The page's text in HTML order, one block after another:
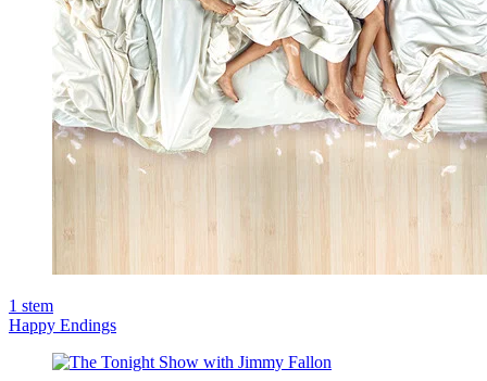
1 stem
Happy Endings